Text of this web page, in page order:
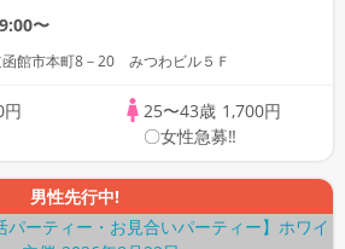
ースタイル/連絡先交換
〜
館市本町8－20 みつわビル５Ｆ
円
25〜43歳 1,700円
〇女性急募‼
男性先行中!